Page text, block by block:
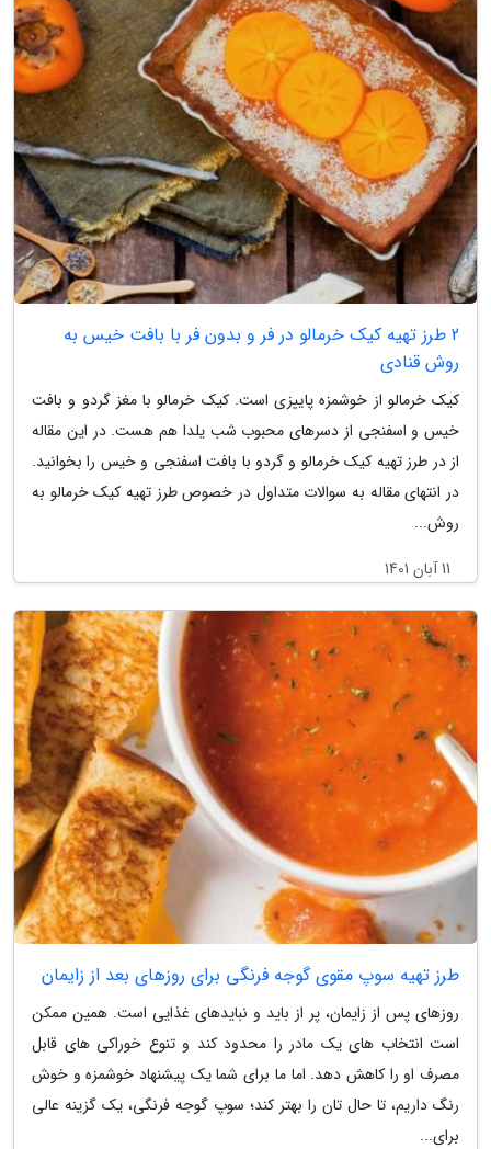
2 طرز تهیه کیک خرمالو در فر و بدون فر با بافت خیس به
روش قنادی
کیک خرمالو از خوشمزه پاییزی است. کیک خرمالو با مغز گردو و بافت
خیس و اسفنجی از دسرهای محبوب شب یلدا هم هست. در این مقاله
از در طرز تهیه کیک خرمالو و گردو با بافت اسفنجی و خیس را بخوانید.
در انتهای مقاله به سوالات متداول در خصوص طرز تهیه کیک خرمالو به
روش...
11 آبان 1401
طرز تهیه سوپ مقوی گوجه فرنگی برای روزهای بعد از زایمان
روزهای پس از زایمان، پر از باید و نبایدهای غذایی است. همین ممکن
است انتخاب های یک مادر را محدود کند و تنوع خوراکی های قابل
مصرف او را کاهش دهد. اما ما برای شما یک پیشنهاد خوشمزه و خوش
رنگ داریم، تا حال تان را بهتر کند؛ سوپ گوجه فرنگی، یک گزینه عالی
برای...